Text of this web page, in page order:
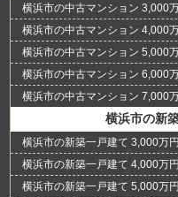
横浜市の中古マンション 3,000
横浜市の中古マンション 4,000
横浜市の中古マンション 5,000
横浜市の中古マンション 6,000
横浜市の中古マンション 7,000
横浜市の新
横浜市の新築一戸建て 3,000万
横浜市の新築一戸建て 4,000万
横浜市の新築一戸建て 5,000万